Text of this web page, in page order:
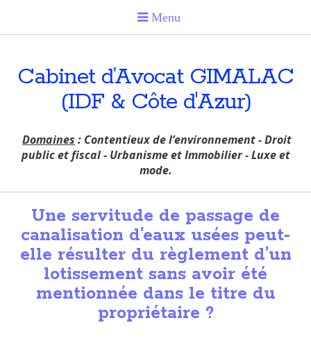
Cabinet d’Avocat GIMALAC
(IDF & Côte d'Azur)
Domaines : Contentieux de l’environnement - Droit
public et fiscal - Urbanisme et Immobilier - Luxe et
mode.
Une servitude de passage de
canalisation d’eaux usées peut-
elle résulter du règlement d’un
lotissement sans avoir été
mentionnée dans le titre du
propriétaire ?